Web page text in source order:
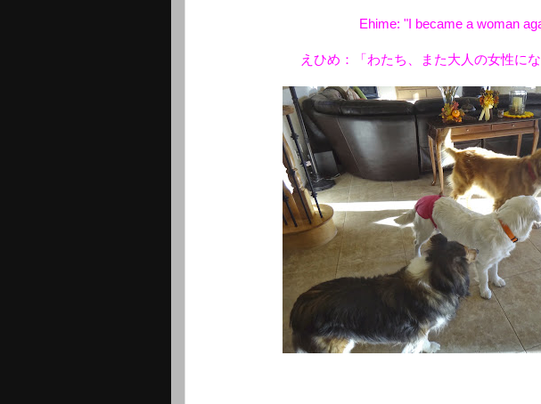
Ehime: "I became a woman
えひめ：「わたち、また大人の女性にな